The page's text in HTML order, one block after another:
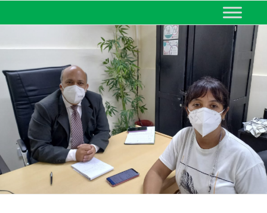
MINISTERIO DE EDUCACIÓN
DE CORRIENTES